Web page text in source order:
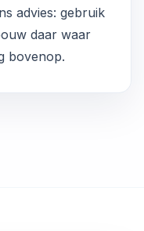
advies: gebruik
daar waar
bovenop.